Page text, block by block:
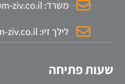
משרד: r@m-ziv.co.il
לילך זיו: l@m-ziv.co.il
שעות פתיחה